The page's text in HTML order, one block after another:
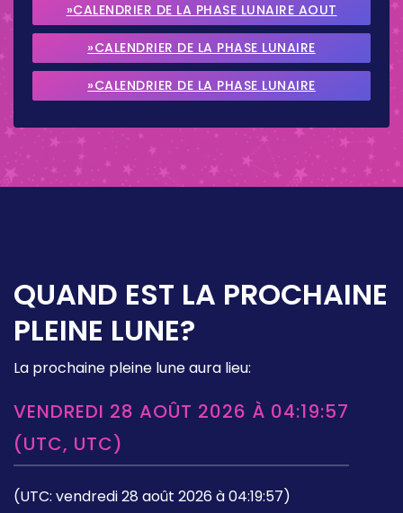
»CALENDRIER DE LA PHASE LUNAIRE AOUT
2026
»CALENDRIER DE LA PHASE LUNAIRE
SEPTEMBRE 2026
»CALENDRIER DE LA PHASE LUNAIRE
QUAND EST LA PROCHAINE
PLEINE LUNE?
La prochaine pleine lune aura lieu:
VENDREDI 28 AOÛT 2026 À 04:19:57
(UTC, UTC)
(UTC: vendredi 28 août 2026 à 04:19:57)